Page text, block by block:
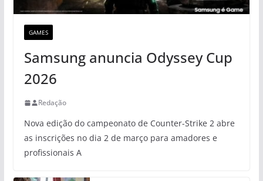
GAMES
Samsung anuncia Odyssey Cup
2026
Redação
Nova edição do campeonato de Counter-Strike 2 abre
as inscrições no dia 2 de março para amadores e
profissionais A